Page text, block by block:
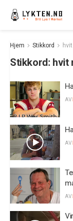
Hjem Stikkord
Stikkord: hvit
AV
AV
AV